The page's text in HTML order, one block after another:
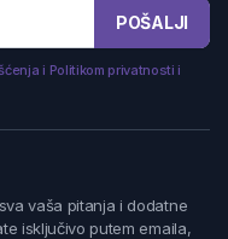
POŠALJI
i Politikom privatnosti i
vaša pitanja i dodatne
isključivo putem emaila,